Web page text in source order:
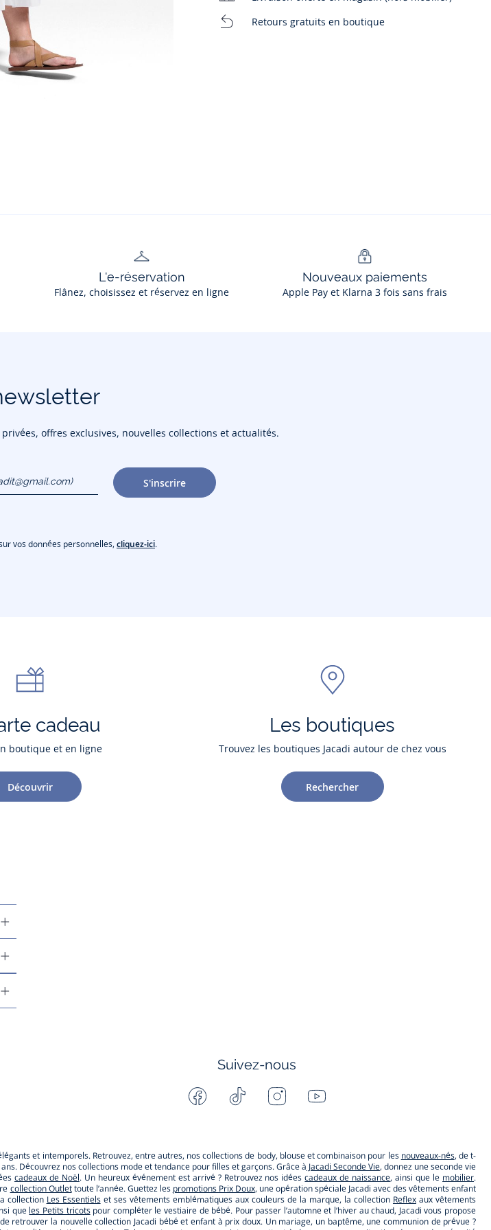
Retours gratuits en boutique
L'e-réservation
Flânez, choisissez et réservez en ligne
Nouveaux paiements
Apple Pay et Klarna 3 fois sans frais
offres exclusives, nouvelles collections et actualités.
S'inscrire
vos données personnelles, cliquez-ici.
cadeau
boutique et en ligne
Découvrir
Les boutiques
Trouvez les boutiques Jacadi autour de chez vous
Rechercher
Suivez-nous
Facebook Tiktok InstagramYoutube
et intemporels. Retrouvez, entre autres, nos collections de body, blouse et combinaison pour les nouveaux-nés, de t-
Découvrez nos collections mode et tendance pour filles et garçons. Grâce à Jacadi Seconde Vie, donnez une seconde vie
cadeaux de Noël. Un heureux événement est arrivé ? Retrouvez nos idéescadeaux de naissance, ainsi que le mobilier.
collection Outlettoute l’année. Guettez les promotions Prix Doux, une opération spéciale Jacadi avec des vêtements enfant
collection Les Essentielset ses vêtements emblématiques aux couleurs de la marque, la collection Reflexaux vêtements
que les Petits tricotspour compléter le vestiaire de bébé. Pour passer l’automne et l’hiver au chaud, Jacadi vous propose
de retrouver la nouvelle collection Jacadi bébé et enfant à prix doux. Un mariage, un baptême, une communion de prévue ?